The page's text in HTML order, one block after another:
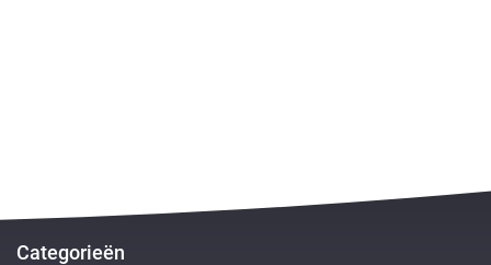
Categorieën